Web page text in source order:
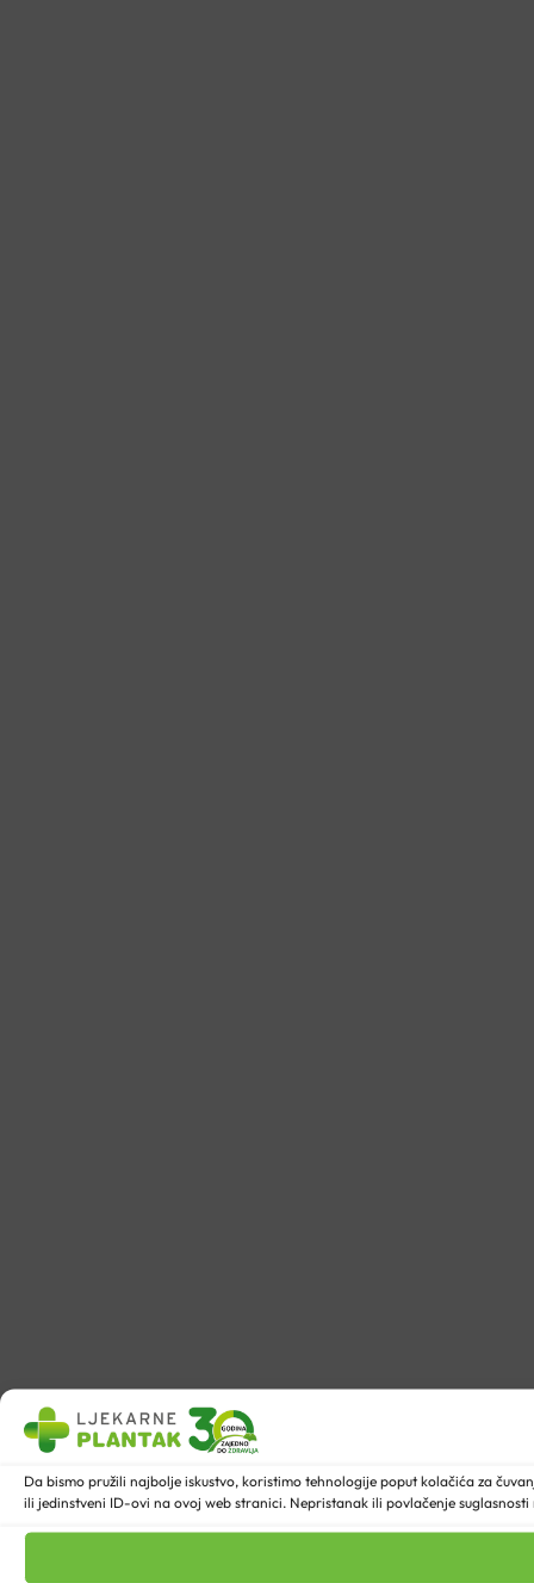
Da bismo pružili najbolje iskustvo, koristimo tehnologije poput kolačića za
ili jedinstveni ID-ovi na ovoj web stranici. Nepristanak ili povlačenje